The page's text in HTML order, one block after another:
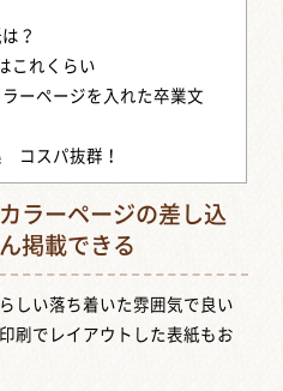
？
これくらい
ーページを入れた卒業文
コスパ抜群！
ラーページの差し込
掲載できる
しい落ち着いた雰囲気で良い
刷でレイアウトした表紙もお